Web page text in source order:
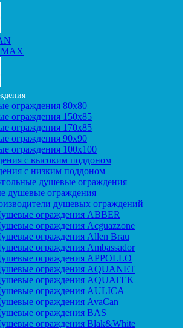
ограждения 80x80
ограждения 150x85
ограждения 170x85
ограждения 90x90
ограждения 100x100
с высоким поддоном
с низким поддоном
душевые ограждения
душевые ограждения
душевых ограждений
ограждения ABBER
ограждения Acguazzone
ограждения Allen Brau
ограждения Ambassador
ограждения APPOLLO
ограждения AQUANET
ограждения AQUATEK
ограждения AULICA
ограждения AvaCan
ограждения BAS
ограждения Blak&White